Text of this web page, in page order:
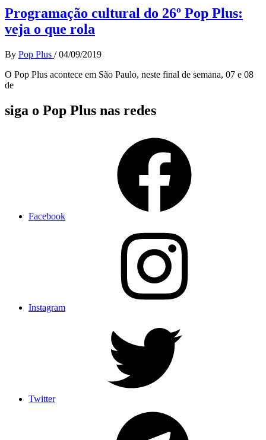
Programação cultural do 26º Pop Plus:
veja o que rola
By Pop Plus / 04/09/2019
O Pop Plus acontece em São Paulo, neste final de semana, 07 e 08
de
siga o Pop Plus nas redes
Facebook
Instagram
Twitter